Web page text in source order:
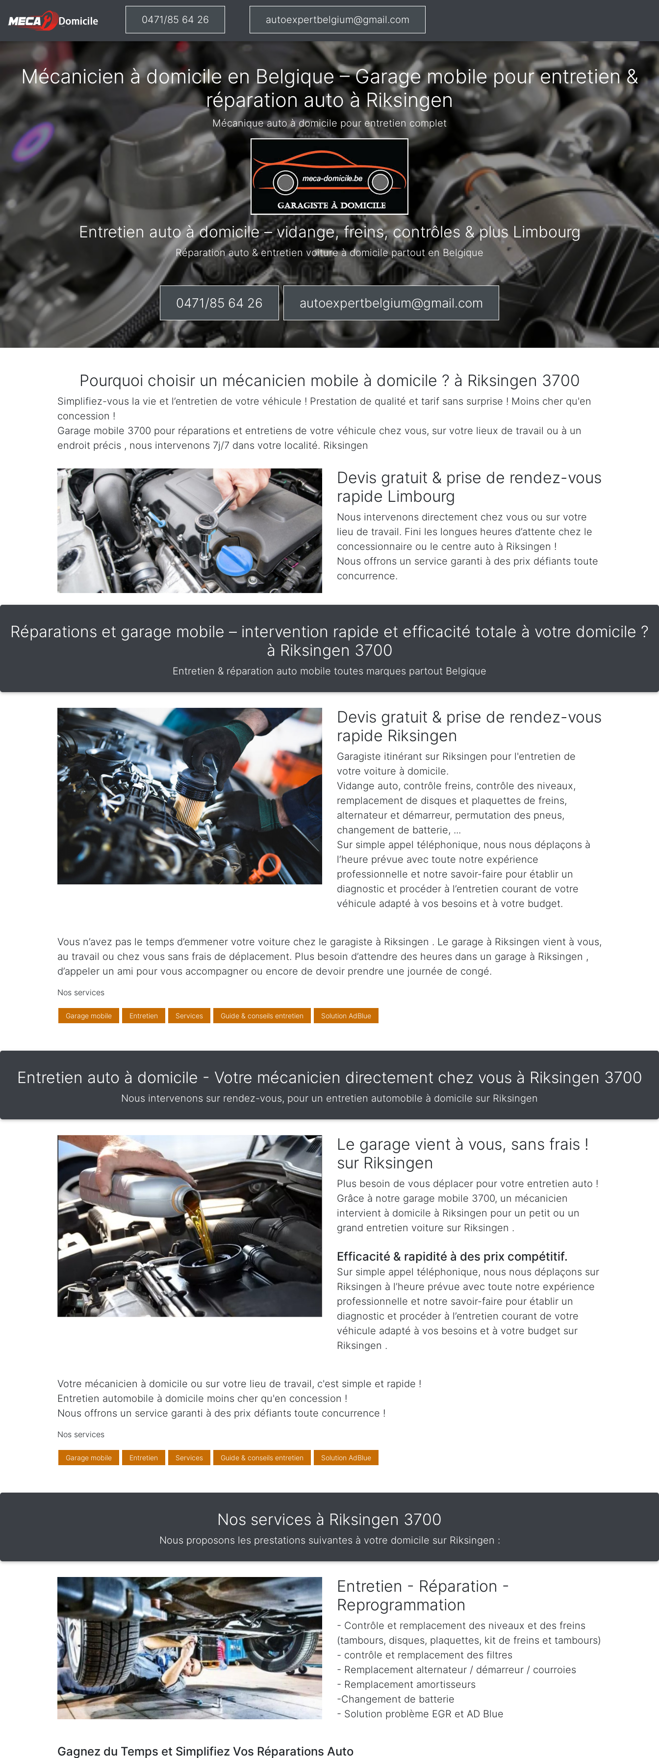
0471/85 64 26 autoexpertbelgium@gmail.com
Mécanicien à domicile en Belgique – Garage mobile pour entretien &
réparation auto à Riksingen
Mécanique auto à domicile pour entretien complet
Entretien auto à domicile – vidange, freins, contrôles & plus Limbourg
Réparation auto & entretien voiture à domicile partout en Belgique
0471/85 64 26 autoexpertbelgium@gmail.com
Pourquoi choisir un mécanicien mobile à domicile ? à Riksingen 3700
Simplifiez-vous la vie et l’entretien de votre véhicule ! Prestation de qualité et tarif sans surprise ! Moins cher qu'en
concession !
Garage mobile 3700 pour réparations et entretiens de votre véhicule chez vous, sur votre lieux de travail ou à un
endroit précis , nous intervenons 7j/7 dans votre localité. Riksingen
Devis gratuit & prise de rendez-vous
rapide Limbourg
Nous intervenons directement chez vous ou sur votre
lieu de travail. Fini les longues heures d’attente chez le
concessionnaire ou le centre auto à Riksingen !
Nous offrons un service garanti à des prix défiants toute
concurrence.
Réparations et garage mobile – intervention rapide et efficacité totale à votre domicile ?
à Riksingen 3700
Entretien & réparation auto mobile toutes marques partout Belgique
Devis gratuit & prise de rendez-vous
rapide Riksingen
Garagiste itinérant sur Riksingen pour l'entretien de
votre voiture à domicile.
Vidange auto, contrôle freins, contrôle des niveaux,
remplacement de disques et plaquettes de freins,
alternateur et démarreur, permutation des pneus,
changement de batterie, ...
Sur simple appel téléphonique, nous nous déplaçons à
l’heure prévue avec toute notre expérience
professionnelle et notre savoir-faire pour établir un
diagnostic et procéder à l’entretien courant de votre
véhicule adapté à vos besoins et à votre budget.
Vous n’avez pas le temps d’emmener votre voiture chez le garagiste à Riksingen . Le garage à Riksingen vient à vous,
au travail ou chez vous sans frais de déplacement. Plus besoin d’attendre des heures dans un garage à Riksingen ,
d’appeler un ami pour vous accompagner ou encore de devoir prendre une journée de congé.
Nos services
Garage mobile Entretien Services Guide & conseils entretien Solution AdBlue
Entretien auto à domicile - Votre mécanicien directement chez vous à Riksingen 3700
Nous intervenons sur rendez-vous, pour un entretien automobile à domicile sur Riksingen
Le garage vient à vous, sans frais !
sur Riksingen
Plus besoin de vous déplacer pour votre entretien auto !
Grâce à notre garage mobile 3700, un mécanicien
intervient à domicile à Riksingen pour un petit ou un
grand entretien voiture sur Riksingen .
Efficacité & rapidité à des prix compétitif.
Sur simple appel téléphonique, nous nous déplaçons sur
Riksingen à l’heure prévue avec toute notre expérience
professionnelle et notre savoir-faire pour établir un
diagnostic et procéder à l’entretien courant de votre
véhicule adapté à vos besoins et à votre budget sur
Riksingen .
Votre mécanicien à domicile ou sur votre lieu de travail, c'est simple et rapide !
Entretien automobile à domicile moins cher qu'en concession !
Nous offrons un service garanti à des prix défiants toute concurrence !
Nos services
Garage mobile Entretien Services Guide & conseils entretien Solution AdBlue
Nos services à Riksingen 3700
Nous proposons les prestations suivantes à votre domicile sur Riksingen :
Entretien - Réparation -
Reprogrammation
- Contrôle et remplacement des niveaux et des freins
(tambours, disques, plaquettes, kit de freins et tambours)
- contrôle et remplacement des filtres
- Remplacement alternateur / démarreur / courroies
- Remplacement amortisseurs
-Changement de batterie
- Solution problème EGR et AD Blue
Gagnez du Temps et Simplifiez Vos Réparations Auto